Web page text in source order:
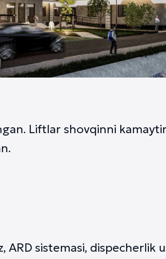
Liftlar shovqinni
sistemasi, dispecherlik